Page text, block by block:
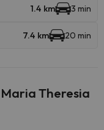
1.4 km 3 min
7.4 km 20 min
Theresia